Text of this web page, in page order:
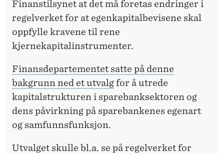
Finanstilsynet at det må foretas endringer i
regelverket for at egenkapitalbevisene skal
oppfylle kravene til rene
kjernekapitalinstrumenter.
Finansdepartementet satte på denne
bakgrunn ned et utvalgfor å utrede
kapitalstrukturen i sparebanksektoren og
dens påvirkning på sparebankenes egenart
og samfunnsfunksjon.
Utvalget skulle bl.a. se på regelverket for